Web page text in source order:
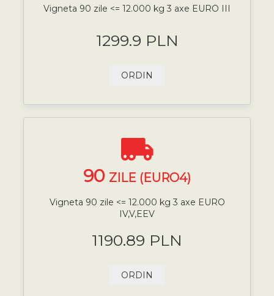
Vigneta 90 zile <= 12.000 kg 3 axe EURO III
1299.9 PLN
ORDIN
90 ZILE (EURO4)
Vigneta 90 zile <= 12.000 kg 3 axe EURO
IV,V,EEV
1190.89 PLN
ORDIN